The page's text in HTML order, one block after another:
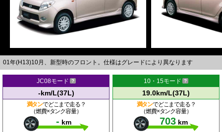
01年(H13)10月、新型時のフロント。仕様はグレードにより異なります
JC08モード
-km/L(37L)
満タンでどこまで走る？
（燃費×タンク容量）
- km
10・15モード
19.0km/L(37L)
満タンでどこまで走る？
（燃費×タンク容量）
703 km